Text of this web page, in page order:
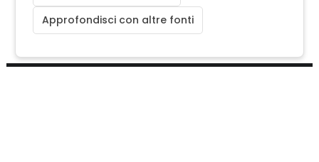
Approfondisci con altre fonti